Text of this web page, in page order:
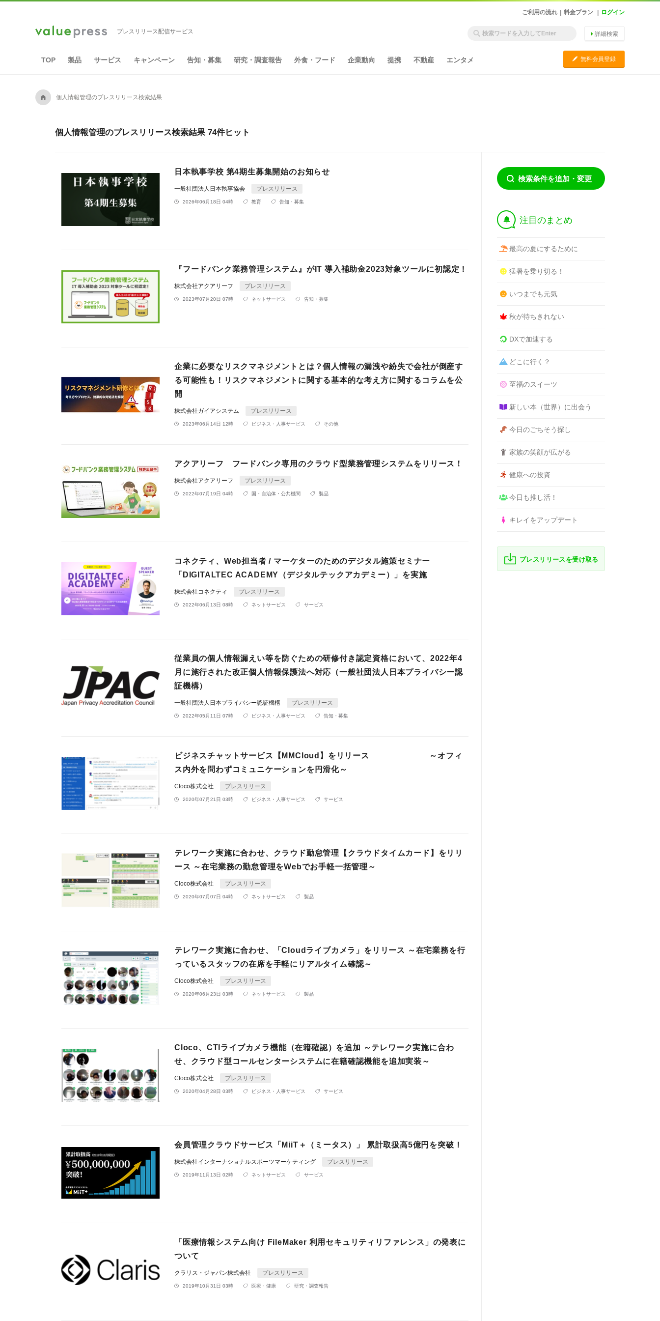
ご利用の流れ 料金プラン ログイン
プレスリリース配信サービス 詳細検索
TOP 製品 サービス キャンペーン 告知・募集 研究・調査報告 外食・フード 企業動向 提携 不動産 エンタメ C 無料会員登録
A 個人情報管理のプレスリリース検索結果
個人情報管理のプレスリリース検索結果 74件ヒット
日本執事学校 第4期生募集開始のお知らせ
一般社団法人日本執事協会 プレスリリース
2026年06月18日 04時 教育 告知・募集
『フードバンク業務管理システム』がIT 導入補助金2023対象ツールに初認定！
株式会社アクアリーフ プレスリリース
2023年07月20日 07時 ネットサービス 告知・募集
企業に必要なリスクマネジメントとは？個人情報の漏洩や紛失で会社が倒産す
る可能性も！リスクマネジメントに関する基本的な考え方に関するコラムを公
開
株式会社ガイアシステム プレスリリース
2023年06月14日 12時 ビジネス・人事サービス その他
アクアリーフ フードバンク専用のクラウド型業務管理システムをリリース！
株式会社アクアリーフ プレスリリース
2022年07月19日 04時 国・自治体・公共機関 製品
コネクティ、Web担当者 / マーケターのためのデジタル施策セミナー
「DIGITALTEC ACADEMY（デジタルテックアカデミー）」を実施
株式会社コネクティ プレスリリース
2022年06月13日 08時 ネットサービス サービス
従業員の個人情報漏えい等を防ぐための研修付き認定資格において、2022年4
月に施行された改正個人情報保護法へ対応（一般社団法人日本プライバシー認
証機構）
一般社団法人日本プライバシー認証機構 プレスリリース
2022年05月11日 07時 ビジネス・人事サービス 告知・募集
ビジネスチャットサービス【MMCloud】をリリース ～オフィ
ス内外を問わずコミュニケーションを円滑化～
Cloco株式会社 プレスリリース
2020年07月21日 03時 ビジネス・人事サービス サービス
テレワーク実施に合わせ、クラウド勤怠管理【クラウドタイムカード】をリリ
ース ～在宅業務の勤怠管理をWebでお手軽一括管理～
Cloco株式会社 プレスリリース
2020年07月07日 04時 ネットサービス 製品
テレワーク実施に合わせ、「Cloudライブカメラ」をリリース ～在宅業務を行
っているスタッフの在席を手軽にリアルタイム確認～
Cloco株式会社 プレスリリース
2020年06月23日 03時 ネットサービス 製品
Cloco、CTIライブカメラ機能（在籍確認）を追加 ～テレワーク実施に合わ
せ、クラウド型コールセンターシステムに在籍確認機能を追加実装～
Cloco株式会社 プレスリリース
2020年04月28日 03時 ビジネス・人事サービス サービス
会員管理クラウドサービス「MiiT＋（ミータス）」 累計取扱高5億円を突破！
株式会社インターナショナルスポーツマーケティング プレスリリース
2019年11月13日 02時 ネットサービス サービス
「医療情報システム向け FileMaker 利用セキュリティリファレンス」の発表に
ついて
クラリス・ジャパン株式会社 プレスリリース
2019年10月31日 03時 医療・健康 研究・調査報告
検索条件を追加・変更
† 注目のまとめ
最高の夏にするために
猛暑を乗り切る！
いつまでも元気
秋が待ちきれない
DXで加速する
どこに行く？
至福のスイーツ
新しい本（世界）に出会う
今日のごちそう探し
家族の笑顔が広がる
健康への投資
今日も推し活！
キレイをアップデート
プレスリリースを受け取る